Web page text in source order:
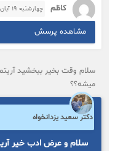
کاظم چهارشنبه ۱۹ آبان ۰( 4 سال پیش)
مشاهده پرسش
سلام وقت بخیر ببخشید
میشه؟؟
دکتر سعید یزدانخواه
سلام و عرض ادب خیر